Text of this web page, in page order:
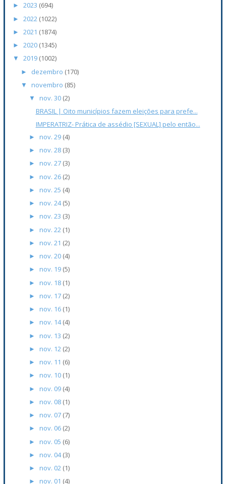
►2023 (694)
►2022 (1022)
►2021 (1874)
►2020 (1345)
▼2019 (1002)
► dezembro (170)
▼ novembro (85)
▼ nov. 30 (2)
BRASIL | Oito municípios fazem eleições para prefe...
IMPERATRIZ- Prática de assédio [SEXUAL] pelo então...
► nov. 29 (4)
► nov. 28 (3)
► nov. 27 (3)
► nov. 26 (2)
► nov. 25 (4)
► nov. 24(5)
► nov. 23 (3)
► nov. 22 (1)
► nov. 21 (2)
► nov. 20 (4)
► nov. 19 (5)
► nov. 18 (1)
► nov. 17 (2)
► nov. 16 (1)
► nov. 14(4)
► nov. 13 (2)
► nov. 12 (2)
► nov. 11 (6)
► nov. 10 (1)
► nov. 09 (4)
► nov. 08 (1)
► nov. 07 (7)
► nov. 06 (2)
► nov. 05 (6)
► nov. 04(3)
► nov. 02 (1)
► nov. 01 (4)